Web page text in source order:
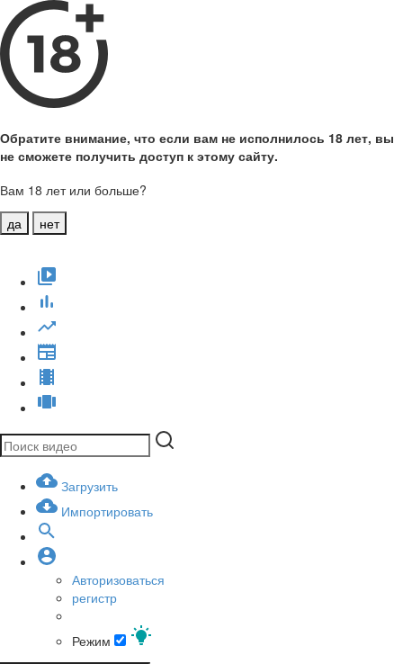
Обратите внимание, что если вам не исполнилось 18 лет, вы
не сможете получить доступ к этому сайту.
Вам 18 лет или больше?
да
нет
Загрузить
Импортировать
Авторизоваться
регистр
Режим